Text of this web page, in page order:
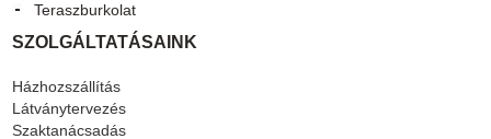
Teraszburkolat
SZOLGÁLTATÁSAINK
Házhozszállítás
Látványtervezés
Szaktanácsadás